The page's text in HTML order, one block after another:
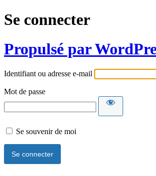
Se connecter
Propulsé par
Identifiant ou adresse e-mail
Mot de passe
Se souvenir de moi